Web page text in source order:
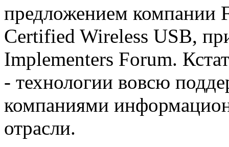
предложением компании
Certified Wireless USB,
Implementers Forum.
- технологии вовсю
компаниями
отрасли.